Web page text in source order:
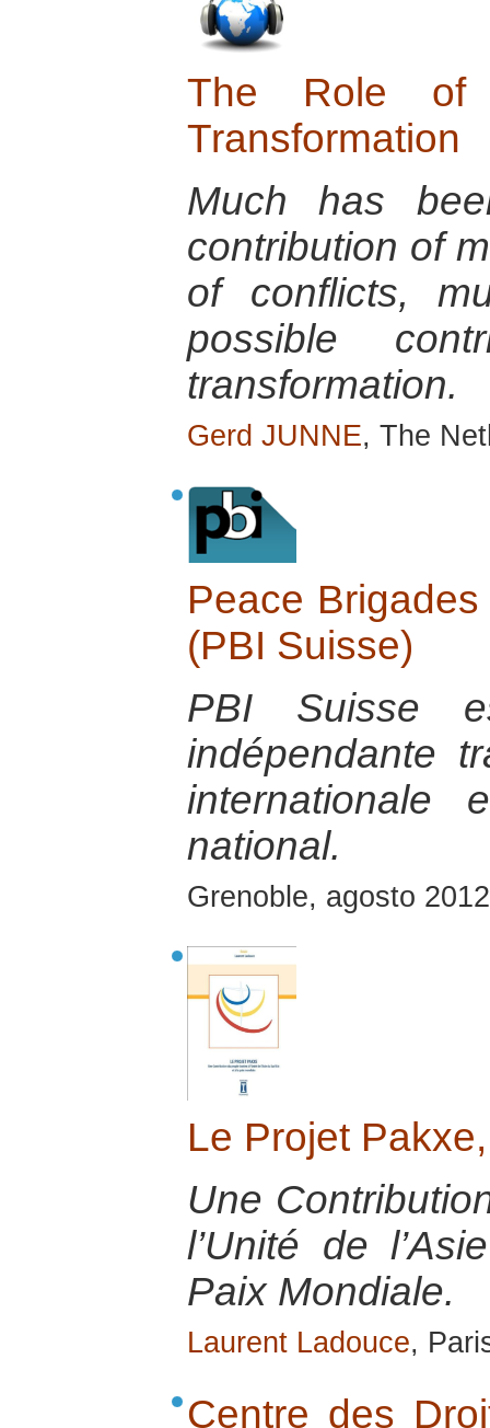
The Role of
Transformation
Much has
contribution of
of conflicts,
possible
transformation.
Gerd JUNNE, The
Peace
(PBI Suisse)
PBI Suisse
indépendante
internationale
national.
Grenoble, agosto 2012
Le Projet
Une
l’Unité de
Paix Mondiale.
Laurent Ladouce,
Centre des